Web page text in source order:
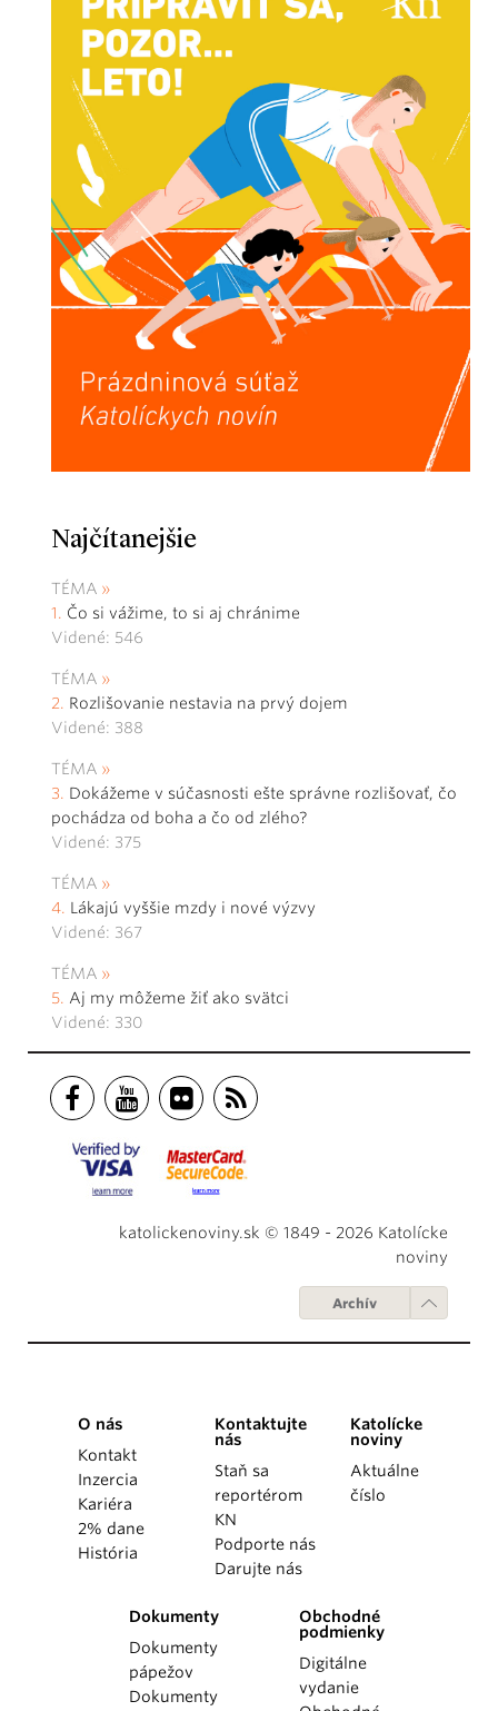
Najčítanejšie
TÉMA
Čo si vážime, to si aj chránime
Videné: 546
TÉMA
Rozlišovanie nestavia na prvý dojem
Videné: 388
TÉMA
Dokážeme v súčasnosti ešte správne rozlišovať, čo
pochádza od boha a čo od zlého?
Videné: 375
TÉMA
Lákajú vyššie mzdy i nové výzvy
Videné: 367
TÉMA
Aj my môžeme žiť ako svätci
Videné: 330
katolickenoviny.sk © 1849 - 2026 Katolícke
noviny
Archív
O nás
Kontakt
Inzercia
Kariéra
2% dane
História
Kontaktujte
nás
Staň sa
reportérom
KN
Podporte nás
Darujte nás
Katolícke
noviny
Aktuálne
číslo
Dokumenty
Dokumenty
pápežov
Dokumenty
Obchodné
podmienky
Digitálne
vydanie